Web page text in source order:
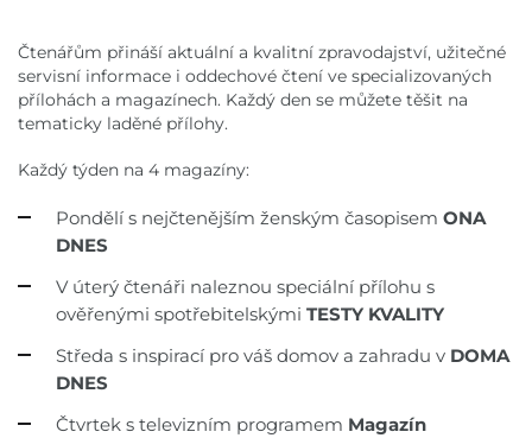
Čtenářům přináší aktuální a kvalitní zpravodajství, užitečné
servisní informace i oddechové čtení ve specializovaných
přílohách a magazínech. Každý den se můžete těšit na
tematicky laděné přílohy.
Každý týden na 4 magazíny:
Pondělí s nejčtenějším ženským časopisem ONA
DNES
V úterý čtenáři naleznou speciální přílohu s
ověřenými spotřebitelskými TESTY KVALITY
Středa s inspirací pro váš domov a zahradu v DOMA
DNES
Čtvrtek s televizním programem Magazín